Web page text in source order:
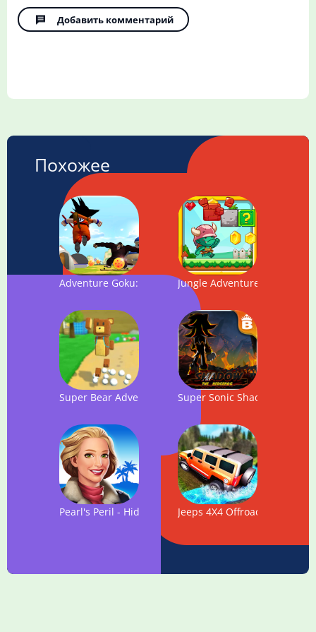
Добавить комментарий
Похожее
Adventure Goku: Road To SaiyanJungle Adventures: Super
Super Bear Adventure Super Sonic Shadow Run
Pearl's Peril - Hidden Object GameJeeps 4X4 Offroad